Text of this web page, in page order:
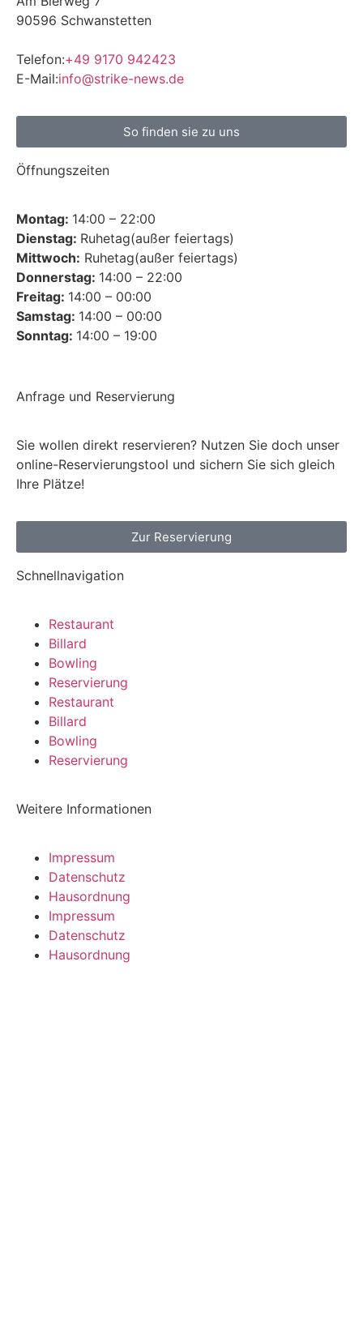
90596 Schwanstetten
Telefon:+49 9170 942423
E-Mail:info@strike-news.de
So finden sie zu uns
Öffnungszeiten
Montag: 14:00 – 22:00
Dienstag: Ruhetag(außer feiertags)
Mittwoch: Ruhetag(außer feiertags)
Donnerstag: 14:00 – 22:00
Freitag: 14:00 – 00:00
Samstag: 14:00 – 00:00
Sonntag: 14:00 – 19:00
Anfrage und Reservierung
Sie wollen direkt reservieren? Nutzen Sie doch unser
online-Reservierungstool und sichern Sie sich gleich
Ihre Plätze!
Zur Reservierung
Schnellnavigation
Restaurant
Billard
Bowling
Reservierung
Restaurant
Billard
Bowling
Reservierung
Weitere Informationen
Impressum
Datenschutz
Hausordnung
Impressum
Datenschutz
Hausordnung